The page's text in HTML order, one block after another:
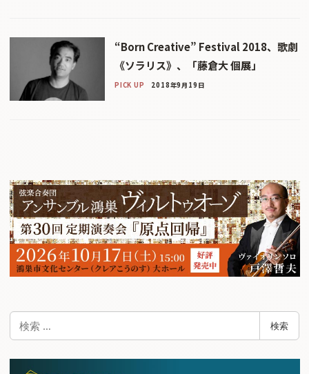
“Born Creative” Festival 2018、歌劇
《ソラリス》、「藤倉大 個展」
PICK UP 2018年9月19日
検
索
検索